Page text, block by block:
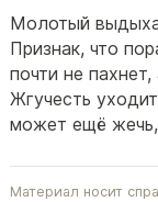
Молотый
Признак, что
почти не
Жгучесть
может ещё жечь,
Материал носит